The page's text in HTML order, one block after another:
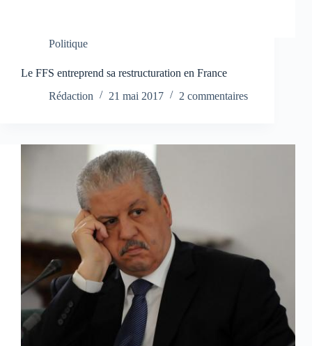
Politique
Le FFS entreprend sa restructuration en France
Rédaction
21 mai 2017 2 commentaires